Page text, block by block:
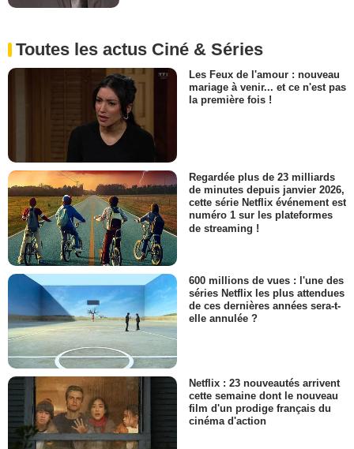
Toutes les actus Ciné & Séries
Les Feux de l'amour : nouveau
mariage à venir... et ce n'est pas
la première fois !
Regardée plus de 23 milliards
de minutes depuis janvier 2026,
cette série Netflix événement est
numéro 1 sur les plateformes
de streaming !
600 millions de vues : l'une des
séries Netflix les plus attendues
de ces dernières années sera-t-
elle annulée ?
Netflix : 23 nouveautés arrivent
cette semaine dont le nouveau
film d'un prodige français du
cinéma d'action